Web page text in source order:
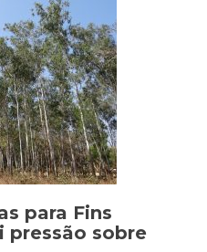
para Fins
pressão sobre